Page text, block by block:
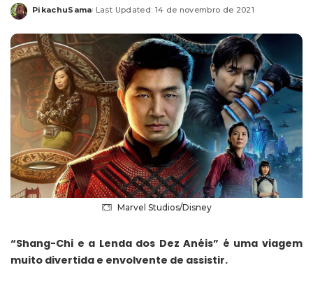
Posted
PikachuSama Last Updated: 14 de novembro de 2021
Marvel Studios/Disney
“Shang-Chi e a Lenda dos Dez Anéis” é uma viagem
muito divertida e envolvente de assistir.